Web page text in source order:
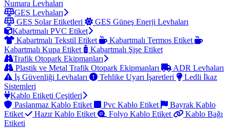
Numara Levhaları
GES Levhaları
GES Solar Etiketleri
GES Güneş Enerji Levhaları
Kabartmalı PVC Etiket
Kabartmalı Tekstil Etiket
Kabartmalı Termos Etiket
Kabartmalı Kupa Etiket
Kabartmalı Şişe Etiket
Trafik Otopark Ekipmanları
Plastik ve Metal Trafik Otopark Ekipmanları
ADR Levhaları
İş Güvenliği Levhaları
Tehlike Uyarı İşaretleri
Ledli İkaz
Sistemleri
Kablo Etiketi Çeşitleri
Paslanmaz Kablo Etiket
Pvc Kablo Etiket
Bayrak Kablo
Etiket
Hazır Kablo Etiket Folyo Kablo Etiket
Kablo Bağı
Etiketi